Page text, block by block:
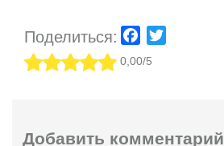
Поделиться: Facebook
0,00/5
Добавить комментарий